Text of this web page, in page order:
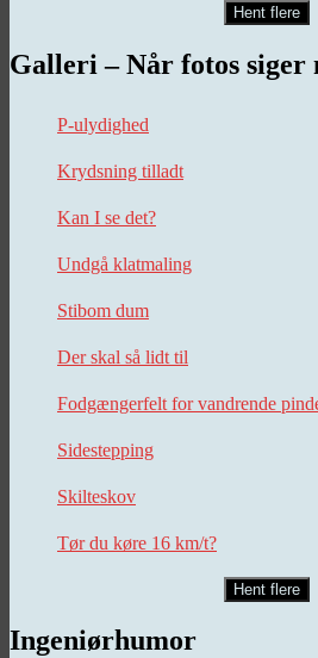
Hent flere
Galleri – Når fotos siger
P-ulydighed
Krydsning tilladt
Kan I se det?
Undgå klatmaling
Stibom dum
Der skal så lidt til
Fodgængerfelt for vandrende
Sidestepping
Skilteskov
Tør du køre 16 km/t?
Hent flere
Ingeniørhumor